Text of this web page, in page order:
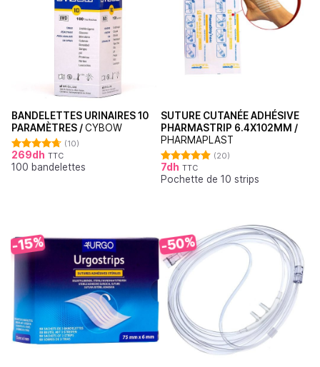
BANDELETTES URINAIRES 10
PARAMÈTRES /CYBOW
Note4.70
sur 5
(10)
269dh TTC
100 bandelettes
SUTURE CUTANÉE ADHÉSIVE
PHARMASTRIP 6.4X102MM /
PHARMAPLAST
Note4.90
sur 5
(20)
7dh TTC
Pochette de 10 strips
-15% -50%